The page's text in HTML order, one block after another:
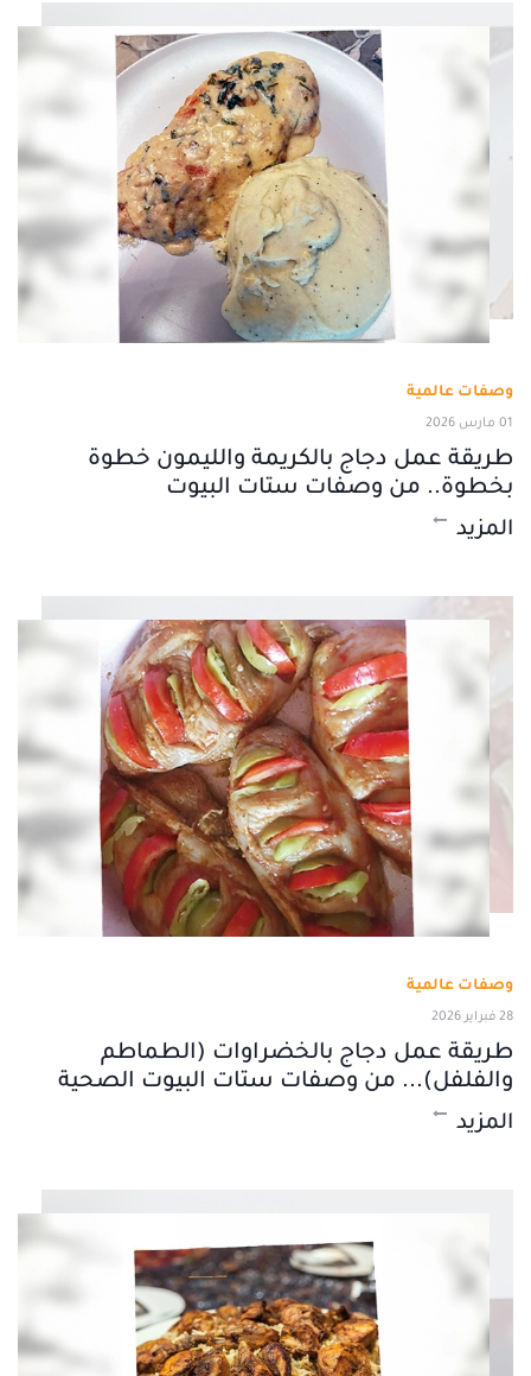
وصفات عالمية
01 مارس 2026
طريقة عمل دجاج بالكريمة والليمون خطوة
بخطوة.. من وصفات ستات البيوت
المزيد
وصفات عالمية
28 فبراير 2026
طريقة عمل دجاج بالخضراوات (الطماطم
والفلفل)... من وصفات ستات البيوت الصحية
المزيد